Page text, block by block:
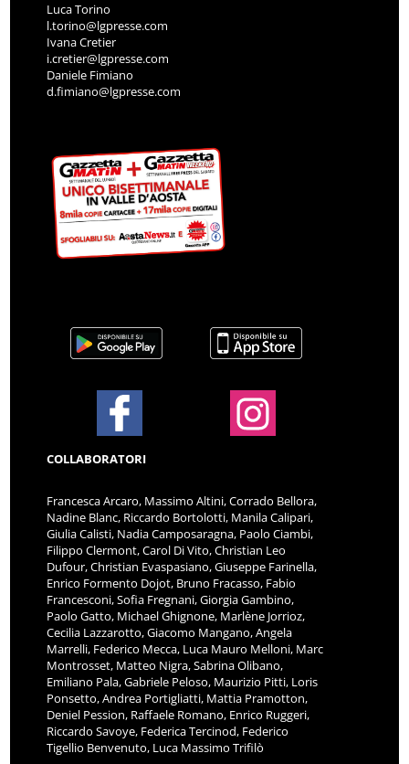
Luca Torino
l.torino@lgpresse.com
Ivana Cretier
i.cretier@lgpresse.com
Daniele Fimiano
d.fimiano@lgpresse.com
COLLABORATORI
Francesca Arcaro, Massimo Altini, Corrado Bellora,
Nadine Blanc, Riccardo Bortolotti, Manila Calipari,
Giulia Calisti, Nadia Camposaragna, Paolo Ciambi,
Filippo Clermont, Carol Di Vito, Christian Leo
Dufour, Christian Evaspasiano, Giuseppe Farinella,
Enrico Formento Dojot, Bruno Fracasso, Fabio
Francesconi, Sofia Fregnani, Giorgia Gambino,
Paolo Gatto, Michael Ghignone, Marlène Jorrioz,
Cecilia Lazzarotto, Giacomo Mangano, Angela
Marrelli, Federico Mecca, Luca Mauro Melloni, Marc
Montrosset, Matteo Nigra, Sabrina Olibano,
Emiliano Pala, Gabriele Peloso, Maurizio Pitti, Loris
Ponsetto, Andrea Portigliatti, Mattia Pramotton,
Deniel Pession, Raffaele Romano, Enrico Ruggeri,
Riccardo Savoye, Federica Tercinod, Federico
Tigellio Benvenuto, Luca Massimo Trifilò